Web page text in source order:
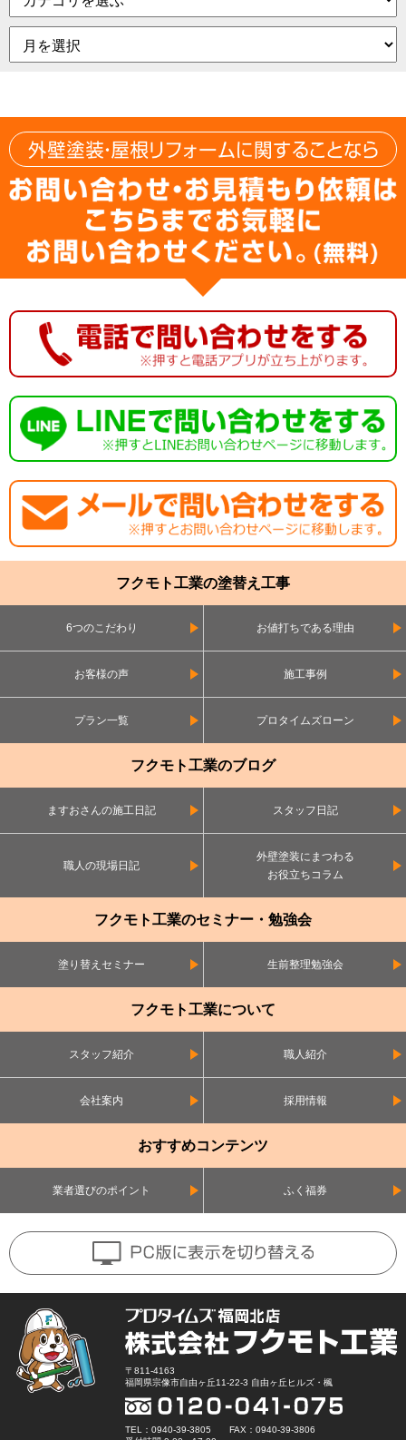
フクモト工業の塗替え工事
6つのこだわり お値打ちである理由
お客様の声 施工事例
プラン一覧 プロタイムズローン
フクモト工業のブログ
ますおさんの施工日記 スタッフ日記
職人の現場日記
外壁塗装にまつわる
お役立ちコラム
フクモト工業のセミナー・勉強会
塗り替えセミナー 生前整理勉強会
フクモト工業について
スタッフ紹介 職人紹介
会社案内 採用情報
おすすめコンテンツ
業者選びのポイント ふく福券
〒811-4163
福岡県宗像市自由ヶ丘11-22-3 自由ヶ丘ヒルズ・楓
TEL：0940-39-3805 FAX：0940-39-3806